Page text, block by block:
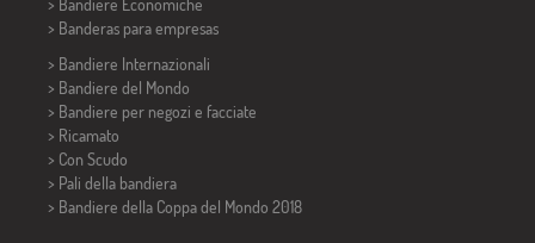
> Banderas para empresas
> Bandiere Internazionali
> Bandiere del Mondo
> Bandiere per negozi e facciate
> Ricamato
> Con Scudo
> Pali della bandiera
> Bandiere della Coppa del Mondo 2018